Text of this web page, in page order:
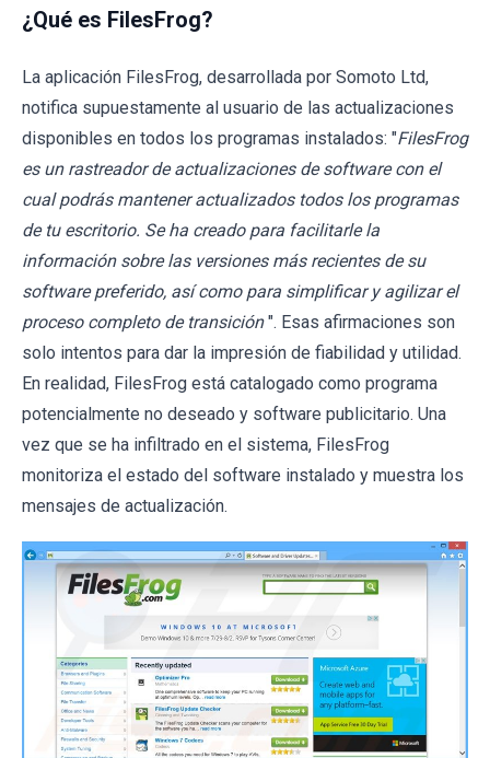
¿Qué es FilesFrog?
La aplicación FilesFrog, desarrollada por Somoto Ltd,
notifica supuestamente al usuario de las actualizaciones
disponibles en todos los programas instalados: "FilesFrog
es un rastreador de actualizaciones de software con el
cual podrás mantener actualizados todos los programas
de tu escritorio. Se ha creado para facilitarle la
información sobre las versiones más recientes de su
software preferido, así como para simplificar y agilizar el
proceso completo de transición ". Esas afirmaciones son
solo intentos para dar la impresión de fiabilidad y utilidad.
En realidad, FilesFrog está catalogado como programa
potencialmente no deseado y software publicitario. Una
vez que se ha infiltrado en el sistema, FilesFrog
monitoriza el estado del software instalado y muestra los
mensajes de actualización.